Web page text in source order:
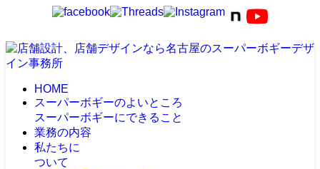
HOME
スーパーボギーのよいところ
スーパーボギーにできること
業務の内容
私たちに
ついて